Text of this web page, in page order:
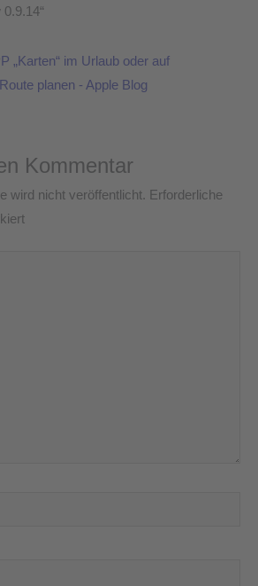
„Karten“ im Urlaub oder auf
planen - Apple Blog
Kommentar
wird nicht veröffentlicht. Erforderliche